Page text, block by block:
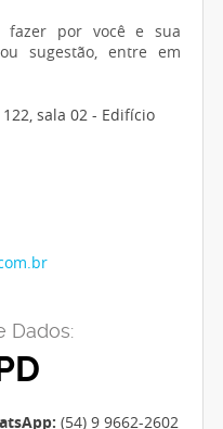
fazer por você e sua
sugestão, entre em
sala 02 - Edifício
Dados:
(54) 9 9662-2602